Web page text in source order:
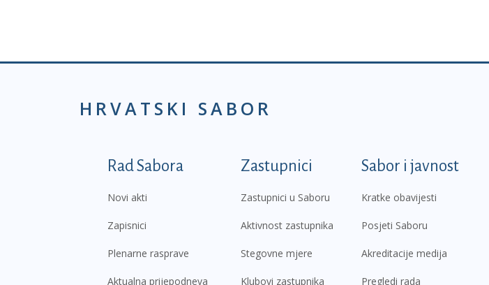
HRVATSKI SABOR
Podnožje prvi izbornik
Rad Sabora
Novi akti
Zapisnici
Plenarne rasprave
Aktualna prijepodneva
Zastupnici
Zastupnici u Saboru
Aktivnost zastupnika
Stegovne mjere
Klubovi zastupnika
Sabor i javnost
Kratke obavijesti
Posjeti Saboru
Akreditacije medija
Pregledi rada